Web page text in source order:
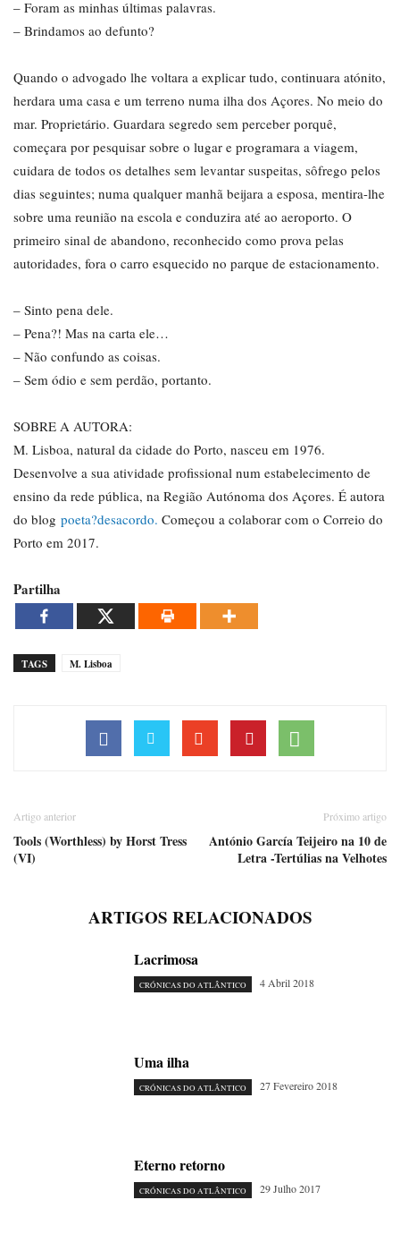
– Foram as minhas últimas palavras.
– Brindamos ao defunto?
Quando o advogado lhe voltara a explicar tudo, continuara atónito,
herdara uma casa e um terreno numa ilha dos Açores. No meio do
mar. Proprietário. Guardara segredo sem perceber porquê,
começara por pesquisar sobre o lugar e programara a viagem,
cuidara de todos os detalhes sem levantar suspeitas, sôfrego pelos
dias seguintes; numa qualquer manhã beijara a esposa, mentira-lhe
sobre uma reunião na escola e conduzira até ao aeroporto. O
primeiro sinal de abandono, reconhecido como prova pelas
autoridades, fora o carro esquecido no parque de estacionamento.
– Sinto pena dele.
– Pena?! Mas na carta ele…
– Não confundo as coisas.
– Sem ódio e sem perdão, portanto.
SOBRE A AUTORA:
M. Lisboa, natural da cidade do Porto, nasceu em 1976.
Desenvolve a sua atividade profissional num estabelecimento de
ensino da rede pública, na Região Autónoma dos Açores. É autora
do blog poeta?desacordo. Começou a colaborar com o Correio do
Porto em 2017.
Partilha
TAGS M. Lisboa
Artigo anterior
Tools (Worthless) by Horst Tress
(VI)
Próximo artigo
António García Teijeiro na 10 de
Letra -Tertúlias na Velhotes
ARTIGOS RELACIONADOS
Lacrimosa
CRÓNICAS DO ATLÂNTICO 4 Abril 2018
Uma ilha
CRÓNICAS DO ATLÂNTICO 27 Fevereiro 2018
Eterno retorno
CRÓNICAS DO ATLÂNTICO 29 Julho 2017